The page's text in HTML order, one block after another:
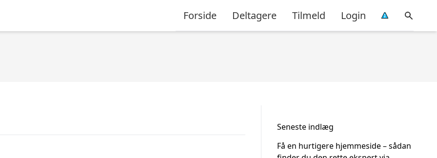
Forside Deltagere Tilmeld Login
Seneste indlæg
Få en hurtigere hjemmeside – sådan